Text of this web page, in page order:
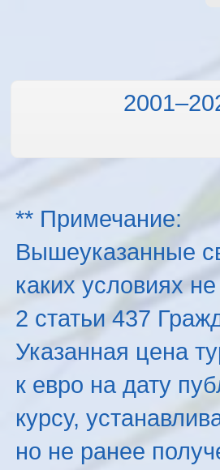
** Примечание:
Вышеуказанные
каких условиях
2 статьи 437
Указанная цена
к евро на дату
курсу,
но не ранее